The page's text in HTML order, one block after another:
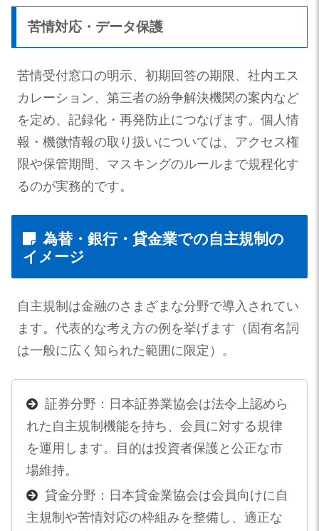
苦情対応・データ保護
苦情受付窓口の明示、初期回答の期限、社内エス
カレーション、第三者の紛争解決機関の案内など
を定め、記録化・再発防止につなげます。個人情
報・機微情報の取り扱いについては、アクセス権
限や保管期間、マスキングのルールまで規程化す
るのが実務的です。
為替・銀行・貸金業での自主規制の
イメージ
自主規制は金融のさまざまな分野で導入されてい
ます。代表的な考え方の例を挙げます（固有名詞
は一般に広く知られた範囲に限定）。
証券分野：日本証券業協会は法令上認めら
れた自主規制機能を持ち、会員に対する規律
を運用します。目的は投資者保護と公正な市
場維持。
貸金分野：日本貸金業協会は会員向けに自
主規制や苦情対応の枠組みを整備し、適正な